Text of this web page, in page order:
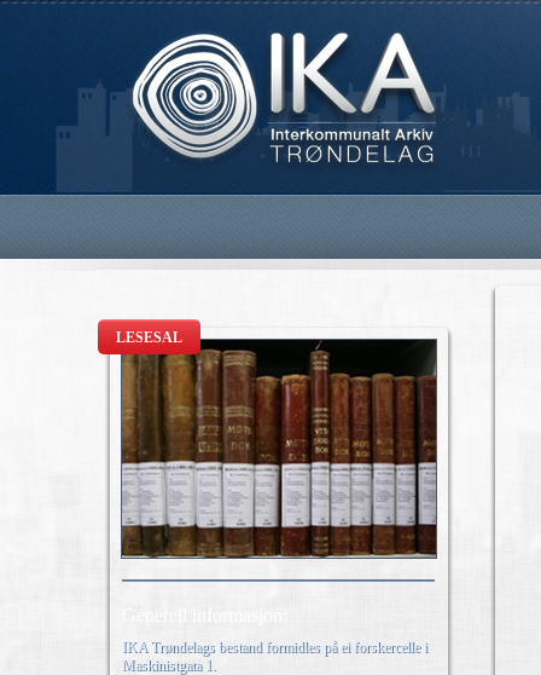
LESESAL
IKA Trøndelags bestand formidles på ei forskercelle i
Maskinistgata 1.